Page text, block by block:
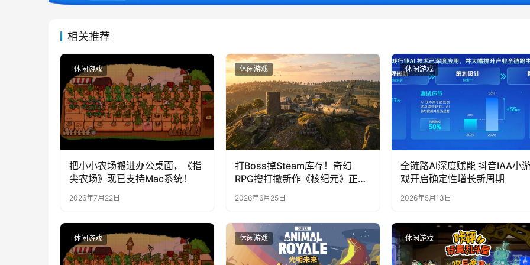
相关推荐
休闲游戏
把小小农场搬进办公桌面，《指
尖农场》现已支持Mac系统！
2026年7月22日
休闲游戏
打Boss掉Steam库存！奇幻
RPG搜打撤新作《核纪元》正式
上线Steam：武器属性全靠手
造，暴死全掉光！
2026年6月25日
休闲游戏
全链路AI深度赋能 抖音IAA小
戏开启确定性增长新周期
2026年5月13日
休闲游戏 休闲游戏 休闲游戏